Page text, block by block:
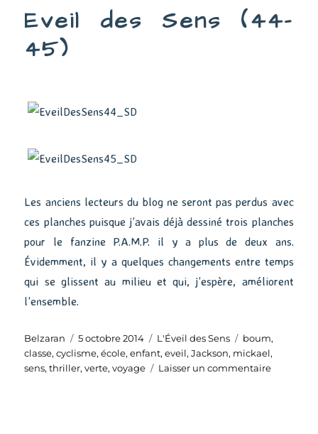
Eveil des Sens (44-
45)
Les anciens lecteurs du blog ne seront pas perdus avec
ces planches puisque j’avais déjà dessiné trois planches
pour le fanzine P.A.M.P. il y a plus de deux ans.
Évidemment, il y a quelques changements entre temps
qui se glissent au milieu et qui, j’espère, améliorent
l’ensemble.
Auteur
Belzaran
Publié
le
5 octobre 2014 Catégories
L'Éveil des Sens Étiquettes
boum,
classe,cyclisme,école,enfant,eveil,Jackson, mickael,
sens,thriller,verte,voyage Laisser un commentairesur